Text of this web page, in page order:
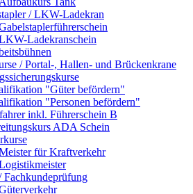
/ LKW-Ladekran
Ladekranschein
/ Portal-, Hallen- und Brückenkrane
"Güter befördern"
"Personen befördern"
inkl. Führerschein B
ADA Schein
für Kraftverkehr
Fachkundeprüfung